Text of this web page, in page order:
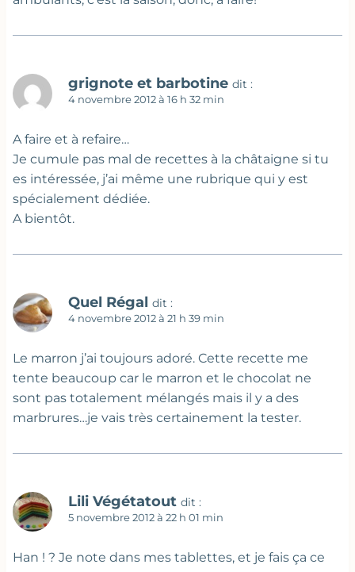
grignote et barbotine dit :
4 novembre 2012 à 16 h 32 min
A faire et à refaire…
Je cumule pas mal de recettes à la châtaigne si tu
es intéressée, j’ai même une rubrique qui y est
spécialement dédiée.
A bientôt.
Quel Régal dit :
4 novembre 2012 à 21 h 39 min
Le marron j’ai toujours adoré. Cette recette me
tente beaucoup car le marron et le chocolat ne
sont pas totalement mélangés mais il y a des
marbrures…je vais très certainement la tester.
Lili Végétatout dit :
5 novembre 2012 à 22 h 01 min
Han ! ? Je note dans mes tablettes, et je fais ça ce